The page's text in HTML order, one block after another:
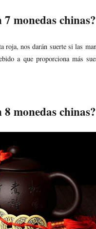
monedas chinas?
roja, nos darán suerte si las
a que proporciona más
monedas chinas?